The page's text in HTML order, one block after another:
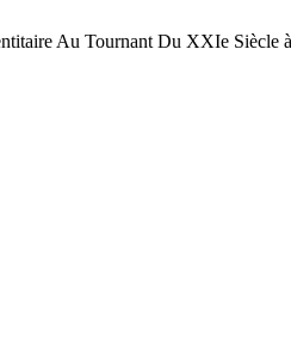
Au Tournant Du XXIe